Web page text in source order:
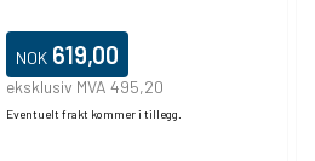
NOK 619,00
eksklusiv MVA 495,20
Eventuelt frakt kommer i tillegg.